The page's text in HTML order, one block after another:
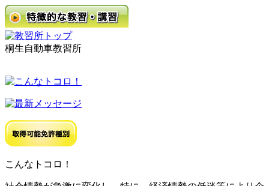
桐生自動車教習所
こんなトコロ！